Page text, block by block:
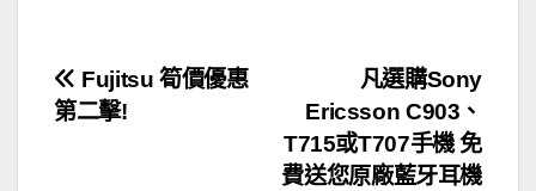
文
章
凡選購Sony
Ericsson C903、
T715或T707手機 免
費送您原廠藍牙耳機
Fujitsu 筍價優惠
第二擊!